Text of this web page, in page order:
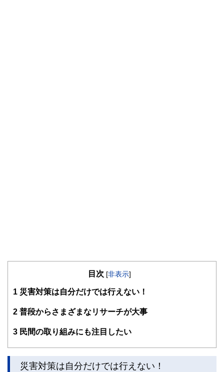
目次 [非表示]
1 災害対策は自分だけでは行えない！
2 普段からさまざまなリサーチが大事
3 民間の取り組みにも注目したい
災害対策は自分だけでは行えない！